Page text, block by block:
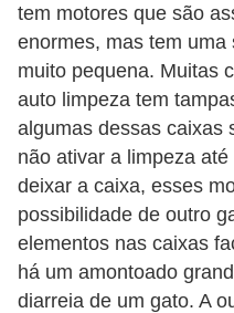
tem motores que são
enormes, mas tem
muito pequena. Muitas
auto limpeza tem
algumas dessas caixas
não ativar a limpeza
deixar a caixa, esses
possibilidade de outro
elementos nas caixas
há um amontoado
diarreia de um gato. A
t
a
ç
ã
o
R
a
ç
a